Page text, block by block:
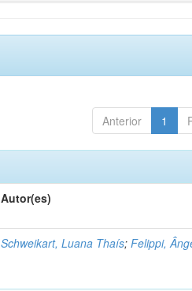
Anterior 1
Autor(es)
Schweikart, Luana Thaís;Felippi,